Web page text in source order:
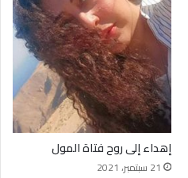
إهداء إلى روح فتاة المول
21 سبتمبر، 2021